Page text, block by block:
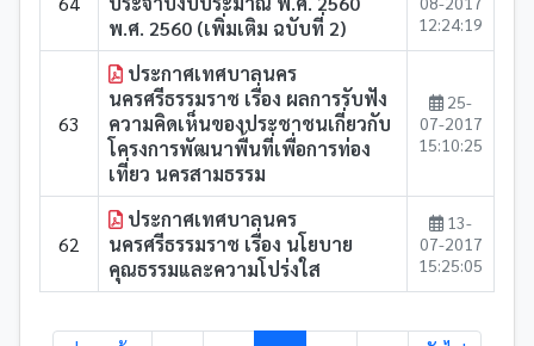
พ.ศ. 2560 (เพิ่มเติม ฉบับที่ 2)
12:24:19
63
ประกาศเทศบาลนคร
นครศรีธรรมราช เรื่อง ผลการรับฟัง
ความคิดเห็นของประชาชนเกี่ยวกับ
โครงการพัฒนาพื้นที่เพื่อการท่อง
เที่ยว นครสามธรรม
25-
07-2017
15:10:25
62
ประกาศเทศบาลนคร
นครศรีธรรมราช เรื่อง นโยบาย
คุณธรรมและความโปร่งใส
13-
07-2017
15:25:05